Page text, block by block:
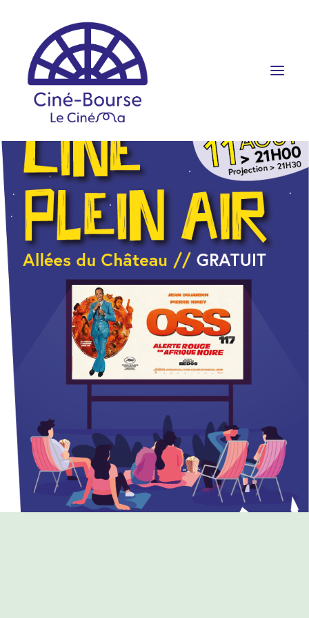
FILMS ET HORAIRES
ÉVÉNEMENTS
SCOLAIRES
PRATIQUE
RÉSERVATION
PROGRAMME